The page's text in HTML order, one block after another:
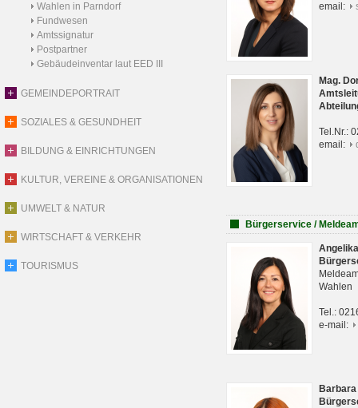
Wahlen in Parndorf
Fundwesen
Amtssignatur
Postpartner
Gebäudeinventar laut EED III
GEMEINDEPORTRAIT
SOZIALES & GESUNDHEIT
BILDUNG & EINRICHTUNGEN
KULTUR, VEREINE & ORGANISATIONEN
UMWELT & NATUR
WIRTSCHAFT & VERKEHR
TOURISMUS
email:
Mag.
Tel.Nr.:
email:
Bürgerservice /
Wahlen
Tel.:
e-mail: